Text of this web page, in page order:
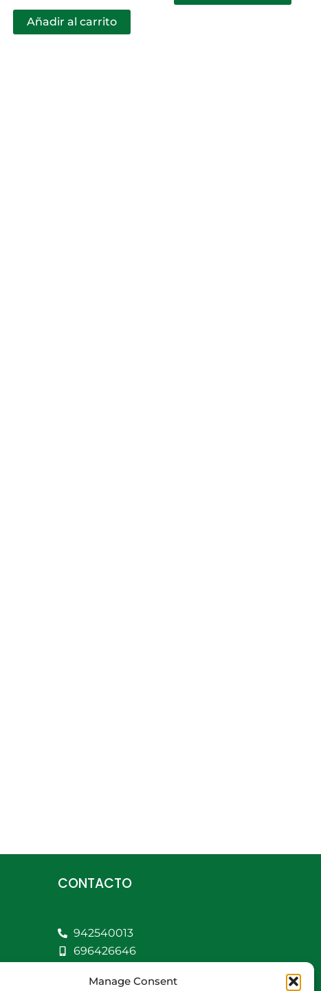
Manage Consent
Añadir al carrito
CONTACTO
942540013
696426646
comercial@bediaycabarga.com